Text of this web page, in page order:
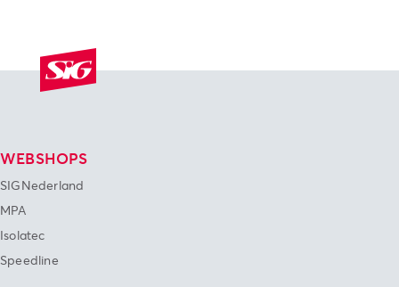
WEBSHOPS
SIGNederland
MPA
Isolatec
Speedline